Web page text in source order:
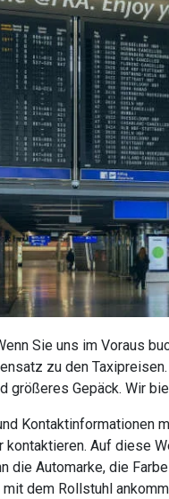
Sie uns im Voraus
zu den
Gepäck. Wir
Kontaktinformationen
Auf diese
die Automarke, die
dem Rollstuhl